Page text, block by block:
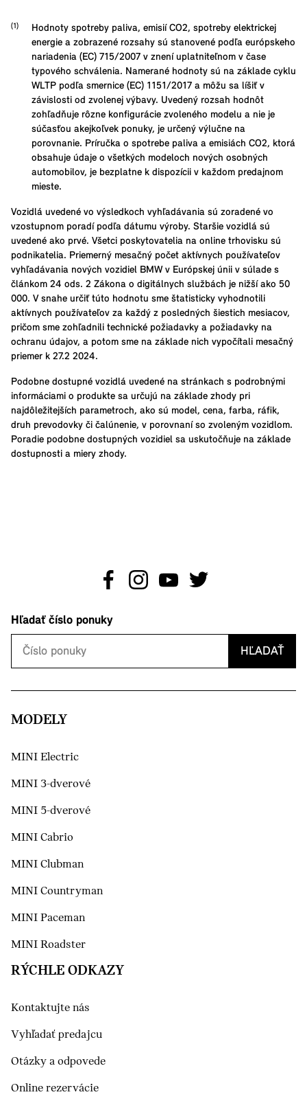
Hodnoty spotreby paliva, emisií CO2, spotreby elektrickej
energie a zobrazené rozsahy sú stanovené podľa európskeho
nariadenia (EC) 715/2007 v znení uplatniteľnom v čase
typového schválenia. Namerané hodnoty sú na základe cyklu
WLTP podľa smernice (EC) 1151/2017 a môžu sa líšiť v
závislosti od zvolenej výbavy. Uvedený rozsah hodnôt
zohľadňuje rôzne konfigurácie zvoleného modelu a nie je
súčasťou akejkoľvek ponuky, je určený výlučne na
porovnanie. Príručka o spotrebe paliva a emisiách CO2, ktorá
obsahuje údaje o všetkých modeloch nových osobných
automobilov, je bezplatne k dispozícii v každom predajnom
mieste.
Vozidlá uvedené vo výsledkoch vyhľadávania sú zoradené vo
vzostupnom poradí podľa dátumu výroby. Staršie vozidlá sú
uvedené ako prvé. Všetci poskytovatelia na online trhovisku sú
podnikatelia. Priemerný mesačný počet aktívnych používateľov
vyhľadávania nových vozidiel BMW v Európskej únii v súlade s
článkom 24 ods. 2 Zákona o digitálnych službách je nižší ako 50
000. V snahe určiť túto hodnotu sme štatisticky vyhodnotili
aktívnych používateľov za každý z posledných šiestich mesiacov,
pričom sme zohľadnili technické požiadavky a požiadavky na
ochranu údajov, a potom sme na základe nich vypočítali mesačný
priemer k 27.2 2024.
Podobne dostupné vozidlá uvedené na stránkach s podrobnými
informáciami o produkte sa určujú na základe zhody pri
najdôležitejších parametroch, ako sú model, cena, farba, ráfik,
druh prevodovky či čalúnenie, v porovnaní so zvoleným vozidlom.
Poradie podobne dostupných vozidiel sa uskutočňuje na základe
dostupnosti a miery zhody.
Hľadať číslo ponuky
HĽADAŤ
MODELY
MINI Electric
MINI 3-dverové
MINI 5-dverové
MINI Cabrio
MINI Clubman
MINI Countryman
MINI Paceman
MINI Roadster
RÝCHLE ODKAZY
Kontaktujte nás
Vyhľadať predajcu
Otázky a odpovede
Online rezervácie